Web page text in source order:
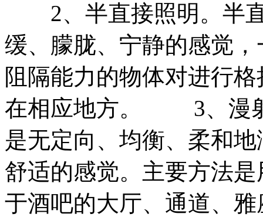
2、半直接照明。半直
缓、朦胧、宁静的感觉
阻隔能力的物体对进行
在相应地方。 3、漫射
是无定向、均衡、柔和
舒适的感觉。主要方法
于酒吧的大厅、通道、雅